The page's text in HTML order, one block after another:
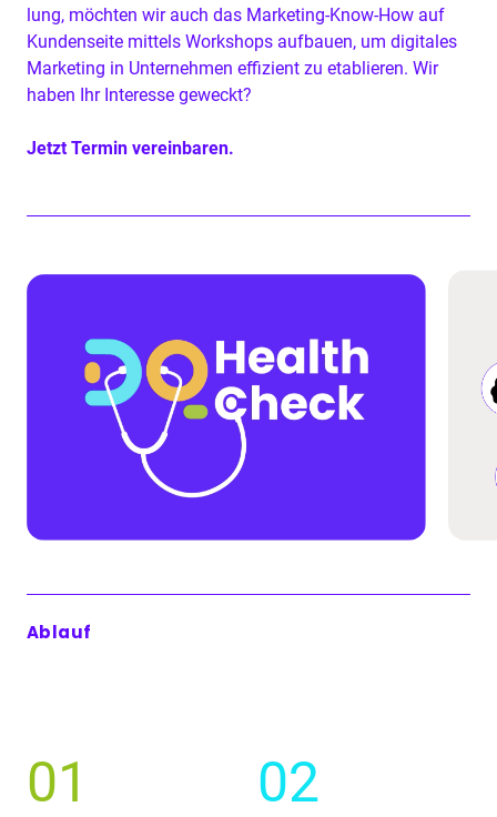
lung, möcht­en wir auch das Mar­ket­ing-Know-How auf
Kun­den­seite mit­tels Work­shops auf­bauen, um dig­i­tales
Mar­ket­ing in Unternehmen effizient zu etablieren. Wir
haben Ihr Inter­esse geweckt?
Jet­zt Ter­min vere­in­baren.
Ablauf
01 02